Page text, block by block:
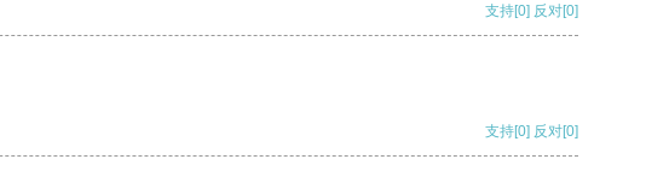
支持[0] 反对[0]
支持[0] 反对[0]